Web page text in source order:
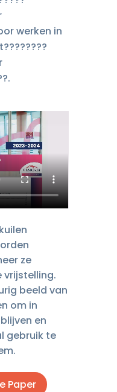
werken in
ze
vrijstelling.
beeld van
om in
en
gebruik te
Paper